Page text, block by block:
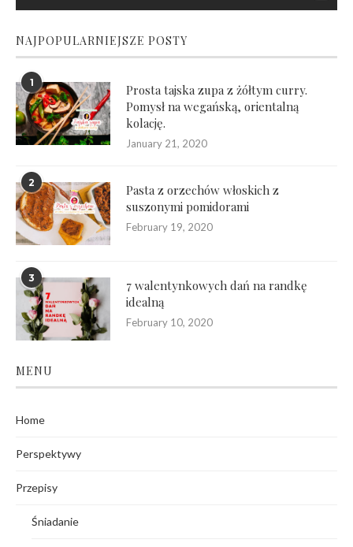
NAJPOPULARNIEJSZE POSTY
1
Prosta tajska zupa z żółtym curry.
Pomysł na wegańską, orientalną
kolację.
January 21, 2020
2
Pasta z orzechów włoskich z
suszonymi pomidorami
February 19, 2020
3
7 walentynkowych dań na randkę
idealną
February 10, 2020
MENU
Home
Perspektywy
Przepisy
Śniadanie